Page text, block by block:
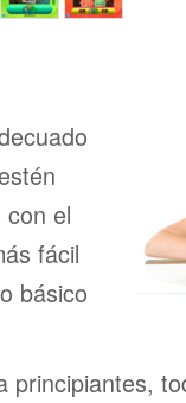
con el
fácil
básico
principiantes,